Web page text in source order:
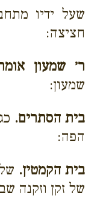
שעל ידיו
חציצה:
ר׳ שמעון
שמעון:
בית הסתרים.
הפה:
בית הקמטין.
של זקן וזקנה